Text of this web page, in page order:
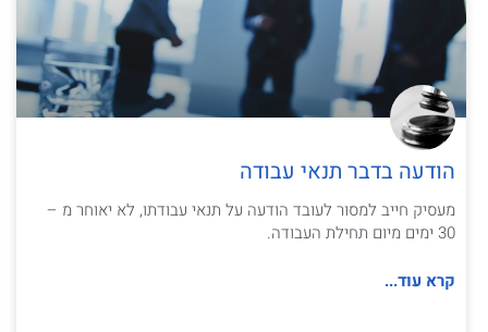
הודעה בדבר תנאי עבודה
מעסיק חייב למסור לעובד הודעה על תנאי עבודתו, לא יאוחר מ –
30 ימים מיום תחילת העבודה.
קרא עוד...